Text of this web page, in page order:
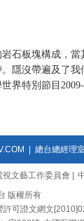
石板塊構成，當
隱沒帶遍及了我
界特別節目2009-
總台總經理
視文藝工作委員會
版權所有
許可證文網文